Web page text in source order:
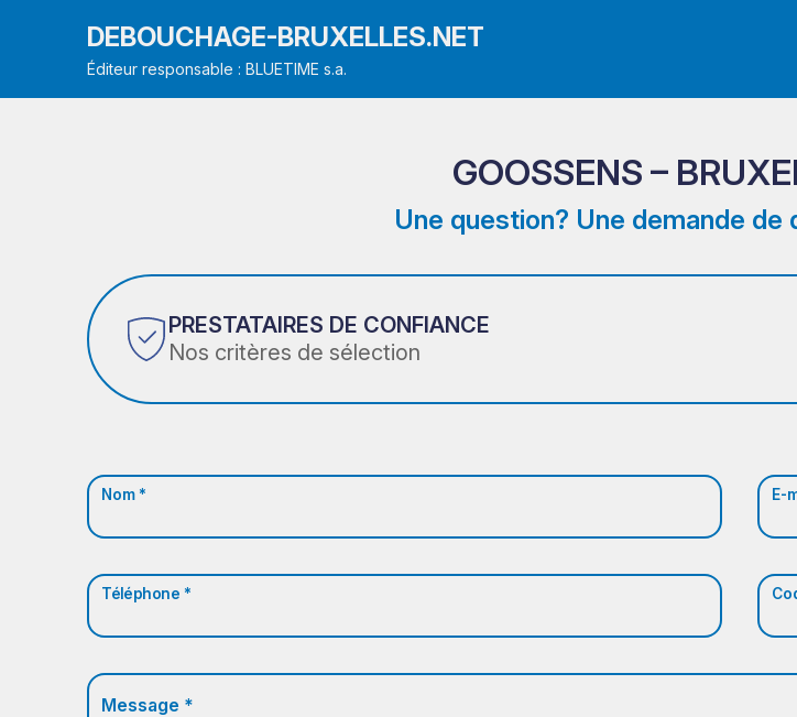
DEBOUCHAGE-BRUXELLES.NET
Éditeur responsable : BLUETIME s.a.
GOOSSENS –
Une question? Une demande
PRESTATAIRES DE CONFIANCE
Nos critères de sélection
Nom * E-
Téléphone *
Message *